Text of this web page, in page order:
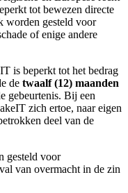
tot bewezen directe
worden gesteld voor
of enige andere
is beperkt tot het bedrag
de twaalf (12) maanden
gebeurtenis. Bij een
zich ertoe, naar eigen
deel van de
gesteld voor
van overmacht in de zin